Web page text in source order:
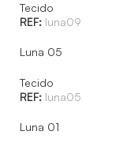
Tecido
REF: luna09
Luna 05
Tecido
REF: luna05
Luna 01